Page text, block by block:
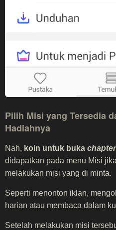
Pilih Misi yang Tersedia
Hadiahnya
Nah, koin untuk buka chapter
didapatkan pada menu Misi
melakukan misi yang di minta.
Seperti menonton iklan,
harian atau membaca dalam
Setelah melakukan misi